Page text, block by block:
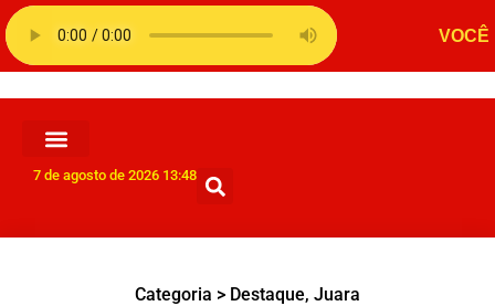
7 de agosto de 2026 13:48
Categoria > Destaque, Juara